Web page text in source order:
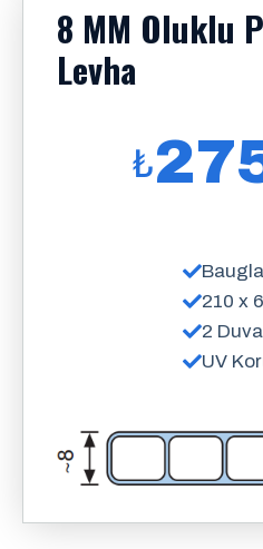
8 MM Oluklu
Levha
₺
210 x
2
UV